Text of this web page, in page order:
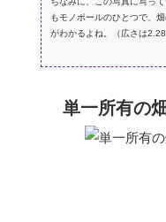
もモノポールのひとつで、
がわかるよね。（広さは2.28
単一所有の